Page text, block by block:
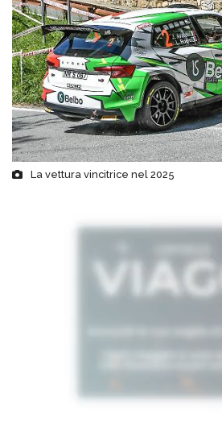
La vettura vincitrice nel 2025